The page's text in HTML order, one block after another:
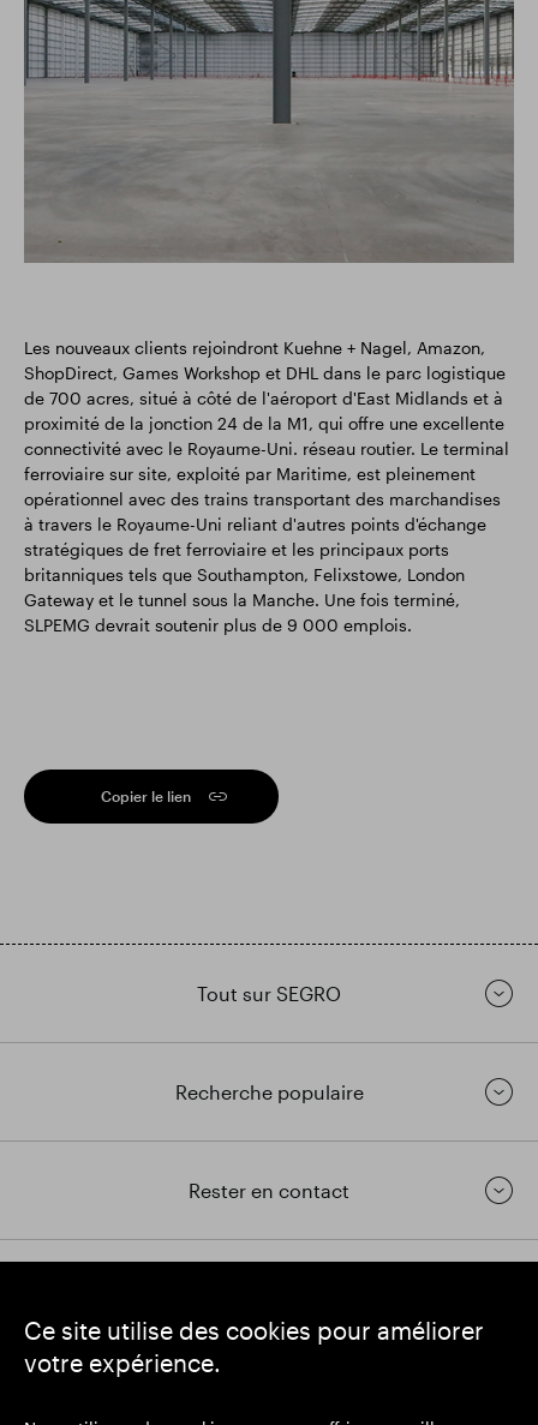
Ce site utilise des cookies pour améliorer
votre expérience.
Les nouveaux clients rejoindront Kuehne + Nagel, Amazon,
ShopDirect, Games Workshop et DHL dans le parc logistique
de 700 acres, situé à côté de l'aéroport d'East Midlands et à
proximité de la jonction 24 de la M1, qui offre une excellente
connectivité avec le Royaume-Uni. réseau routier. Le terminal
ferroviaire sur site, exploité par Maritime, est pleinement
opérationnel avec des trains transportant des marchandises
à travers le Royaume-Uni reliant d'autres points d'échange
stratégiques de fret ferroviaire et les principaux ports
britanniques tels que Southampton, Felixstowe, London
Gateway et le tunnel sous la Manche. Une fois terminé,
SLPEMG devrait soutenir plus de 9 000 emplois.
Copier le lien
Tout sur SEGRO
Recherche populaire
Rester en contact
SEGRO
Siège social : 1 New Burlington Place, Londres W1S 2HR